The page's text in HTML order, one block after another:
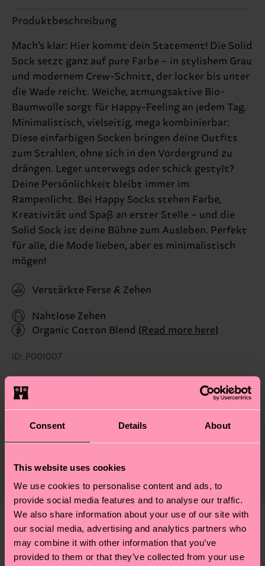
Consent Details About
This website uses cookies
We use cookies to personalise content and ads, to
provide social media features and to analyse our traffic.
We also share information about your use of our site with
our social media, advertising and analytics partners who
may combine it with other information that you’ve
provided to them or that they’ve collected from your use
Produktbeschreibung
Mach’s klar: Hier kommt dein Statement! Die Solid
Sock setzt ganz auf pure Farbe – in stylishem Grau
und modernem Crew-Schnitt, der locker bis unter
die Wade reicht. Weiche, atmungsaktive Bio-
Baumwolle sorgt für Happy-Feeling an jedem Tag.
Minimalistisch, vielseitig, mega kombinierbar:
Diese einfarbigen Socken bringen deine Outfits
zum Strahlen, ohne sich in den Vordergrund zu
drängen. Leger unterwegs oder schick gestylt?
Deine Persönlichkeit bleibt immer im
Rampenlicht. Bei Happy Socks stehen Farbe,
Kreativität und Spaß an erster Stelle – und die
Solid Sock ist deine Bühne zum Ausleben. Perfekt
für alle, die Mode lieben, aber es minimalistisch
mögen!
Verstärkte Ferse & Zehen
Nahtlose Zehen
Organic Cotton Blend (Read more here)
ID: P001007
Materials
75% Organic cotton blend, 24% Polyamide, 1%
Nachhaltigkeit ist mehr als nur Qualität und
Lieferkette, die Reduzierung von Emissionen, die
richtige Pflege von Socken und VIELES MEHR!
Weitere Informationen sowie Tipps und Tricks
findest du auf unsererNachhaltigkeitsseite.
Versand & Retouren
Die Lieferzeit hängt vom Zielland der Bestellung
ab und unsere länderspezifische Versandübersicht
findest duhier . Die Lieferzeit beginnt sobald
deine Bestellung versandt wurde. Bitte bedenke,
dass es sich hierbei um einen Richtwert handelt
und die genaue Lieferzeit von der lokalen Post in
deinem Land abhängt.
Ähnliche muster
Neuheit